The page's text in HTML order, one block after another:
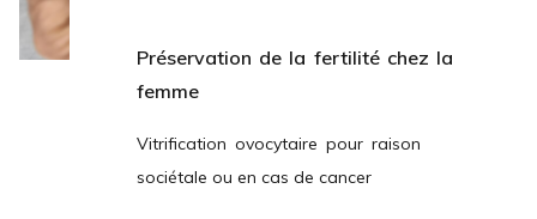
Préservation de la fertilité chez la
femme
Vitrification ovocytaire pour raison
sociétale ou en cas de cancer